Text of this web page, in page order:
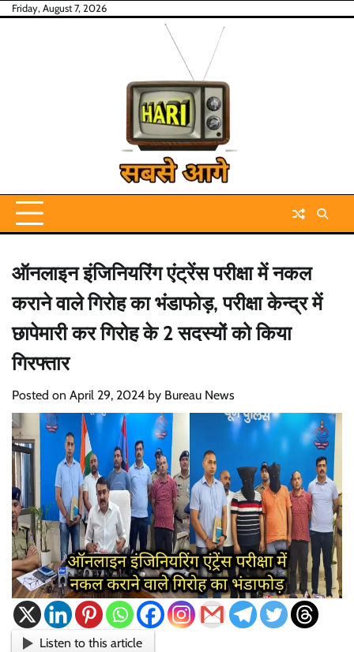
SkipFriday, August 7, 2026
ऑनलाइन इंजिनियरिंग एंट्रेंस परीक्षा में नकल
कराने वाले गिरोह का भंडाफोड़, परीक्षा केन्द्र में
छापेमारी कर गिरोह के 2 सदस्यों को किया
गिरफ्तार
Posted on April 29, 2024 by Bureau News
Listen to this article